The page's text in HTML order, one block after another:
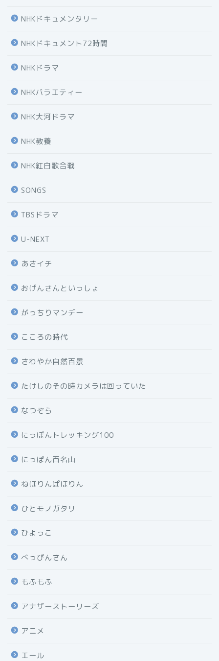
NHKドキュメンタリー
NHKドキュメント72時間
NHKドラマ
NHKバラエティー
NHK大河ドラマ
NHK教養
NHK紅白歌合戦
SONGS
TBSドラマ
U-NEXT
あさイチ
おげんさんといっしょ
がっちりマンデー
こころの時代
さわやか自然百景
たけしのその時カメラは回っていた
なつぞら
にっぽんトレッキング100
にっぽん百名山
ねほりんぱほりん
ひとモノガタリ
ひよっこ
べっぴんさん
もふもふ
アナザーストーリーズ
アニメ
エール